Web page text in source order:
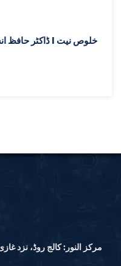
18.10.2019 I خطبہ جمعہ I ڈاکٹر حافظ انس نضر I خلوص نیت
مرکز النور: کالج روڈ، نزد